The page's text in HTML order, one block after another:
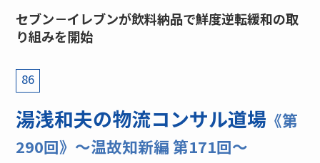
セブン－イレブンが飲料納品で鮮度逆転緩和の取
り組みを開始
86
湯浅和夫の物流コンサル道場 《第
290回》〜温故知新編 第171回〜